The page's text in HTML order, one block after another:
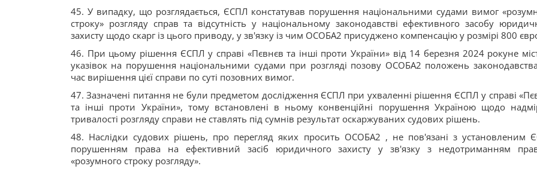
45. У випадку, що розглядається, ЄСПЛ констатував порушення національними судами вимог
строку» розгляду справ та відсутність у національному законодавстві ефективного засобу
захисту щодо скарг із цього приводу, у зв'язку із чим ОСОБА2 присуджено компенсацію у розмірі 800
46. При цьому рішення ЄСПЛ у справі «Пєвнєв та інші проти України» від 14 березня 2024 рокуне
указівок на порушення національними судами при розгляді позову ОСОБА2 положень
час вирішення цієї справи по суті позовних вимог.
47. Зазначені питання не були предметом дослідження ЄСПЛ при ухваленні рішення ЄСПЛ у справі
та інші проти України», тому встановлені в ньому конвенційні порушення Україною щодо
тривалості розгляду справи не ставлять під сумнів результат оскаржуваних судових рішень.
48. Наслідки судових рішень, про перегляд яких просить ОСОБА2 , не пов'язані з установленим
порушенням права на ефективний засіб юридичного захисту у зв'язку з недотриманням
«розумного строку розгляду».